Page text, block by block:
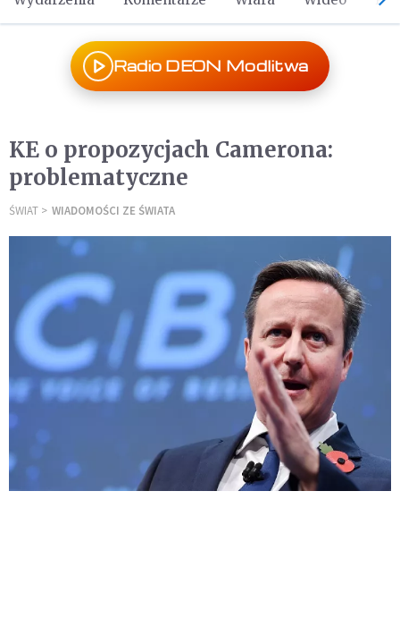
Radio DEON Modlitwa
KE o propozycjach Camerona:
problematyczne
ŚWIAT WIADOMOŚCI ZE ŚWIATA